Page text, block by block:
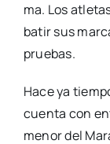
ma. Los
batir sus
prue­bas.
Hace ya
cuen­ta con
menor del